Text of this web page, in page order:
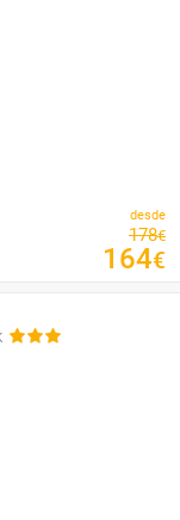
desde
178€
164€